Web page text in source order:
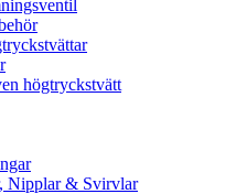
högtryckstvätt
Nipplar & Svirvlar